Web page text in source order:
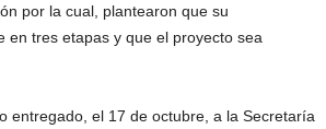
por la cual, plantearon que su
en tres etapas y que el proyecto sea
entregado, el 17 de octubre, a la Secretaría